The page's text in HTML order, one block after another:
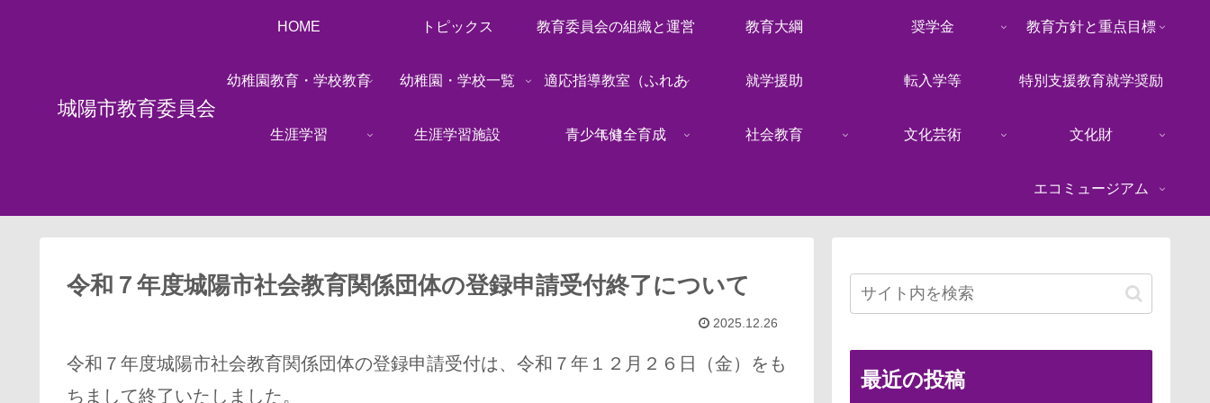
城陽市教育委員会
HOME トピックス 教育委員会の組織と運営 教育大綱 奨学金 教育方針と重点目標
幼稚園教育・学校教育 幼稚園・学校一覧 適応指導教室（ふれあ
い）
就学援助 転入学等 特別支援教育就学奨励
生涯学習 生涯学習施設 青少年健全育成 社会教育 文化芸術 文化財
エコミュージアム
令和７年度城陽市社会教育関係団体の登録申請受付終了について
2025.12.26
令和７年度城陽市社会教育関係団体の登録申請受付は、令和７年１２月２６日（金）をも
ちまして終了いたしました。
最近の投稿